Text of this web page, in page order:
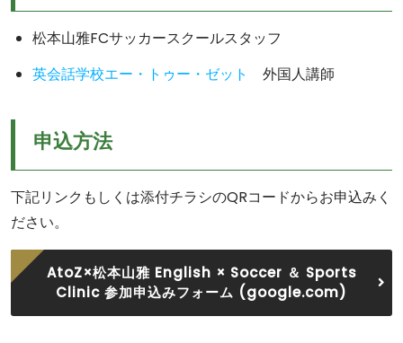
松本山雅FCサッカースクールスタッフ
英会話学校エー・トゥー・ゼット
外国人講師
申込方法
下記リンクもしくは添付チラシのQRコードからお申込みく
ださい。
AtoZ×松本山雅 English × Soccer ＆ Sports
Clinic 参加申込みフォーム (google.com)